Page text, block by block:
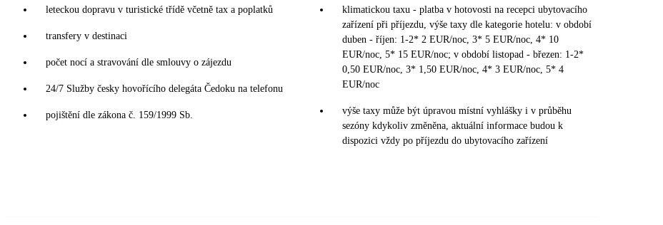
leteckou dopravu v turistické třídě včetně tax a poplatků
transfery v destinaci
počet nocí a stravování dle smlouvy o zájezdu
24/7 Služby česky hovořícího delegáta Čedoku na telefonu
pojištění dle zákona č. 159/1999 Sb.
klimatickou taxu - platba v hotovosti na recepci ubytovacího
zařízení při příjezdu, výše taxy dle kategorie hotelu: v období
duben - říjen: 1-2* 2 EUR/noc, 3* 5 EUR/noc, 4* 10
EUR/noc, 5* 15 EUR/noc; v období listopad - březen: 1-2*
0,50 EUR/noc, 3* 1,50 EUR/noc, 4* 3 EUR/noc, 5* 4
EUR/noc
výše taxy může být úpravou místní vyhlášky i v průběhu
sezóny kdykoliv změněna, aktuální informace budou k
dispozici vždy po příjezdu do ubytovacího zařízení